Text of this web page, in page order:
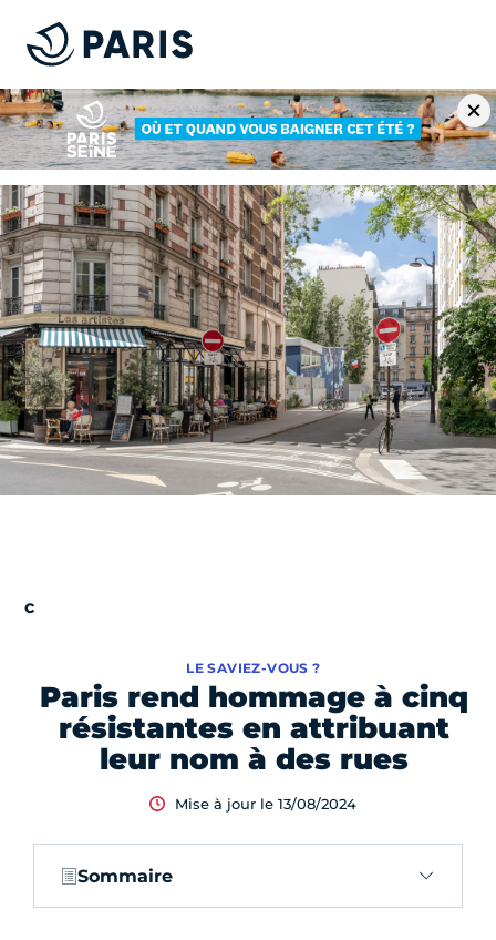
Paris rend hommage à cinq
résistantes en attribuant
leur nom à des rues
LE SAVIEZ-VOUS ?
Mise à jour le 13/08/2024
Sommaire